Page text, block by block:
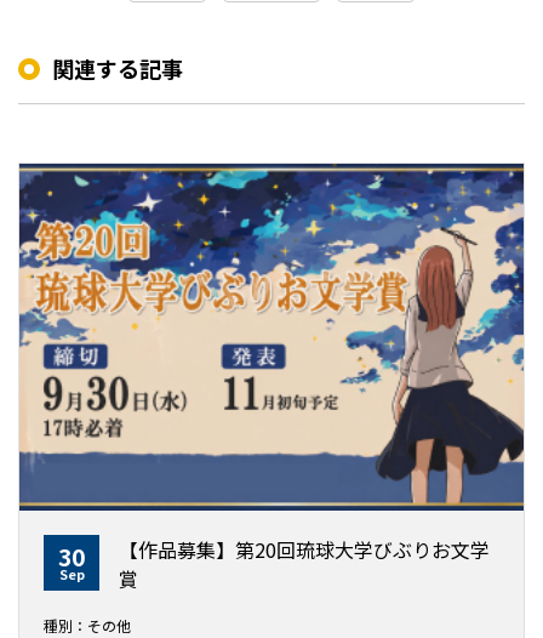
関連する記事
30
Sep
【作品募集】第20回琉球大学びぶりお文学
賞
種別：その他